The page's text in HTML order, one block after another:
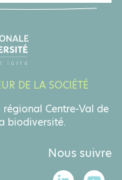
Nous suivre
DE LA SOCIÉTÉ
régional Centre-Val de
biodiversité.